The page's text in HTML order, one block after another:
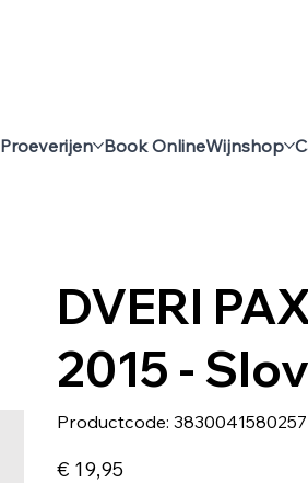
Proeverijen Book OnlineWijnshop
DVERI
2015 -
Productcode: 3830041580257
3830041580257
€ 19,95